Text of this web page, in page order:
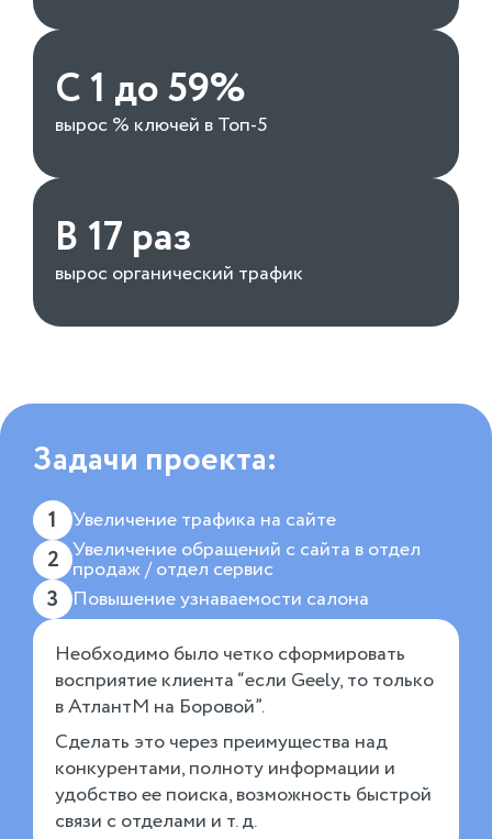
С 1 до 59%
вырос % ключей в Топ-5
В 17 раз
вырос органический трафик
Задачи проекта:
1 Увеличение трафика на сайте
2 Увеличение обращений с сайта в отдел
продаж / отдел сервис
3
Повышение узнаваемости салона
Необходимо было четко сформировать
восприятие клиента “если Geely, то только
в АтлантМ на Боровой”.
Сделать это через преимущества над
конкурентами, полноту информации и
удобство ее поиска, возможность быстрой
связи с отделами и т. д.